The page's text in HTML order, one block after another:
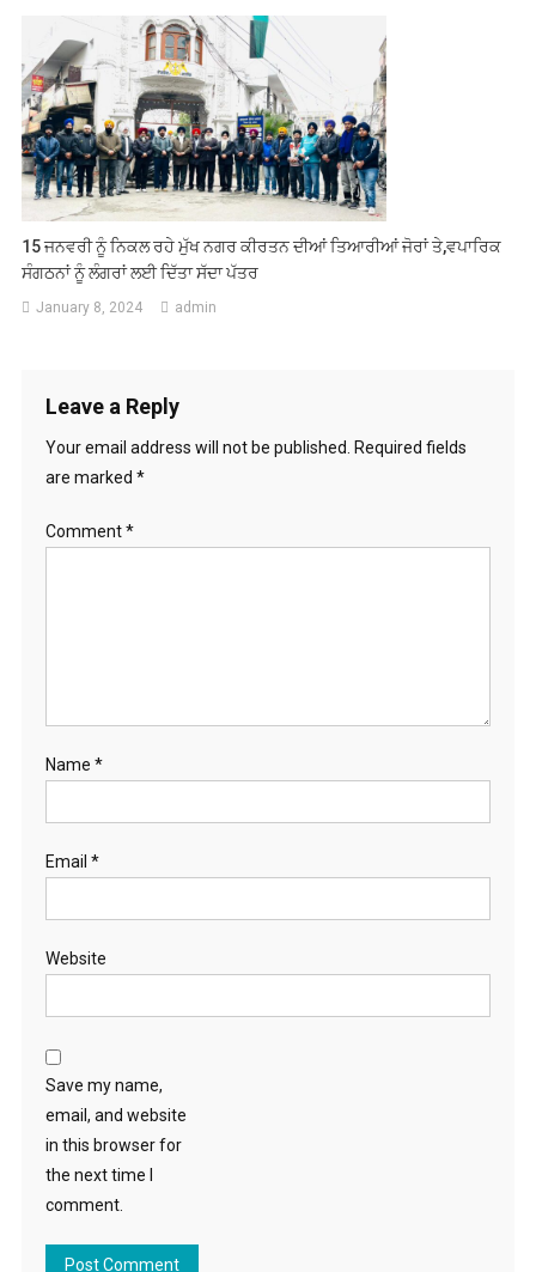
15 ਜਨਵਰੀ ਨੂੰ ਨਿਕਲ ਰਹੇ ਮੁੱਖ ਨਗਰ ਕੀਰਤਨ ਦੀਆਂ ਤਿਆਰੀਆਂ ਜੋਰਾਂ ਤੇ,ਵਪਾਰਿਕ
ਸੰਗਠਨਾਂ ਨੂੰ ਲੰਗਰਾਂ ਲਈ ਦਿੱਤਾ ਸੱਦਾ ਪੱਤਰ
January 8, 2024 admin
Leave a Reply
Your email address will not be published.
Required fields
are marked *
Comment*
Name *
Email *
Website
Save my name,
email, and website
in this browser for
the next time I
comment.